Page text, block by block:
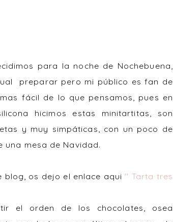
para la noche de Nochebuena,
preparar pero mi público es fan de
fácil de lo que pensamos, pues en
hicimos estas minitartitas, son
y muy simpáticas, con un poco de
mesa de Navidad.
blog, os dejo el enlace aqui'' Tarta tres
el orden de los chocolates, osea